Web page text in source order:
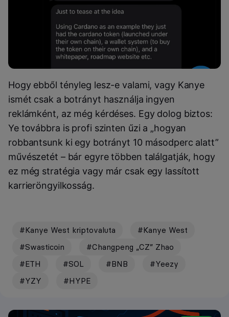
Hogy ebből tényleg lesz-e valami, vagy Kanye
ismét csak a botrányt használja ingyen
reklámként, az még kérdéses. Egy dolog biztos:
Ye továbbra is profi szinten űzi a „hogyan
robbantsunk ki egy botrányt 10 másodperc alatt”
művészetét – bár egyre többen találgatják, hogy
ez még stratégia vagy már csak egy lassított
karrieröngyilkosság.
#Kanye West kriptovaluta
#Kanye West
#Swasticoin
#Changpeng „CZ” Zhao
#ETH
#SOL #BNB
#Yeezy
#YZY
#HYPE